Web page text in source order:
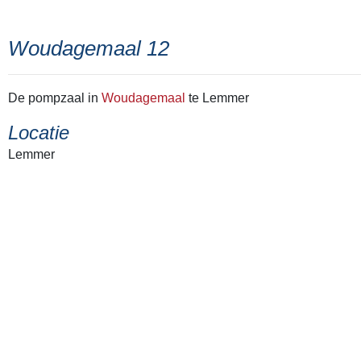
Woudagemaal 12
De pompzaal in Woudagemaal te Lemmer
Locatie
Lemmer